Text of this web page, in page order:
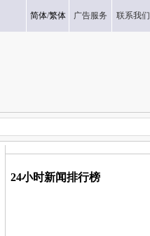
简体/繁体 广告服务 联系我们
24小时新闻排行榜